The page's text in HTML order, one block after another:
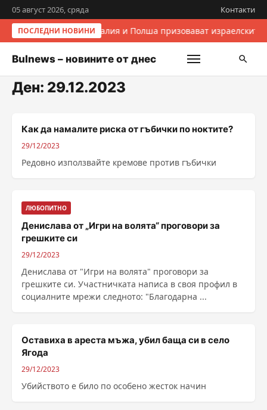
05 август 2026, сряда Контакти
ПОСЛЕДНИ НОВИНИИталия и Полша призовават
Bulnews – новините от днес
Ден: 29.12.2023
Как да намалите риска от гъбички по ноктите?
29/12/2023
Редовно използвайте кремове против гъбички
ЛЮБОПИТНО
Денислава от „Игри на волята“ проговори за
грешките си
29/12/2023
Денислава от "Игри на волята" проговори за
грешките си. Участничката написа в своя профил в
социалните мрежи следното: "Благодарна ...
Оставиха в ареста мъжа, убил баща си в село
Ягода
29/12/2023
Убийството е било по особено жесток начин